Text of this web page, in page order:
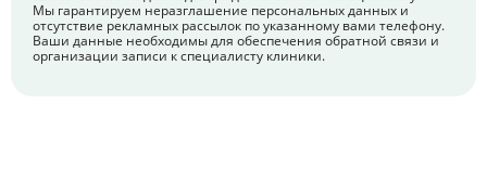
Мы гарантируем неразглашение персональных данных и
отсутствие рекламных рассылок по указанному вами телефону.
Ваши данные необходимы для обеспечения обратной связи и
организации записи к специалисту клиники.